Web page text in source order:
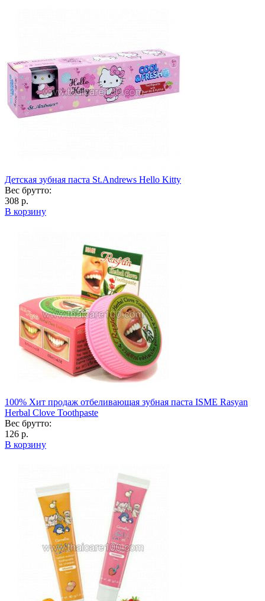
Детская зубная паста St.Andrews Hello Kitty
Вес брутто:
308 р.
В корзину
100% Хит продаж отбеливающая зубная паста ISME Rasyan
Herbal Clove Toothpaste
Вес брутто:
126 р.
В корзину